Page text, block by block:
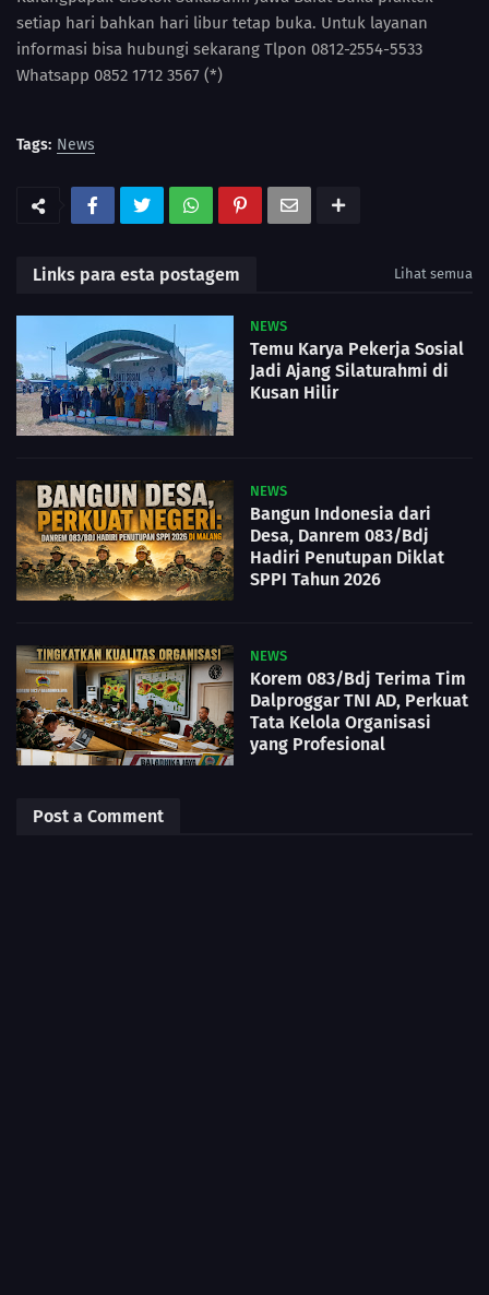
setiap hari bahkan hari libur tetap buka. Untuk layanan
informasi bisa hubungi sekarang Tlpon 0812-2554-5533
Whatsapp 0852 1712 3567 (*)
Tags: News
Links para esta postagem Lihat semua
NEWS
Temu Karya Pekerja Sosial
Jadi Ajang Silaturahmi di
Kusan Hilir
NEWS
Bangun Indonesia dari
Desa, Danrem 083/Bdj
Hadiri Penutupan Diklat
SPPI Tahun 2026
NEWS
Korem 083/Bdj Terima Tim
Dalproggar TNI AD, Perkuat
Tata Kelola Organisasi
yang Profesional
Post a Comment